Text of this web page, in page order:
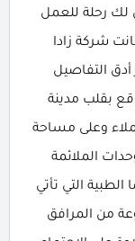
لك رحلة للعمل
شركة زادا
التفاصيل
بقلب مدينة
وعلى مساحة
الملائمة
الطبية التي تأتي
من المرافق